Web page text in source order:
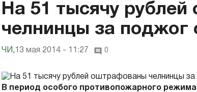
На 51 тысячу
челнинцы за поджог
ЧИ , 13 мая 2014 - 11:27 0
В период особого противопожарного